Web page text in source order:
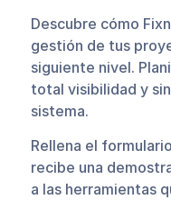
Descubre cómo
gestión de tus
siguiente nivel.
total visibilidad y
sistema.
Rellena el
recibe una
a las herramientas